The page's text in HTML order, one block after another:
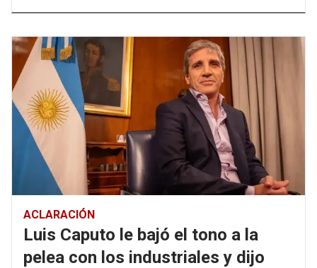
ACLARACIÓN
Luis Caputo le bajó el tono a la
pelea con los industriales y dijo